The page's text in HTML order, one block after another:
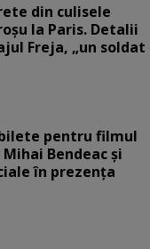
din culisele
la Paris. Detalii
Freja, „un soldat
pentru filmul
Bendeac și
în prezența